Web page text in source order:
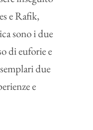
e Rafik,
sono i due
di euforie e
due
e